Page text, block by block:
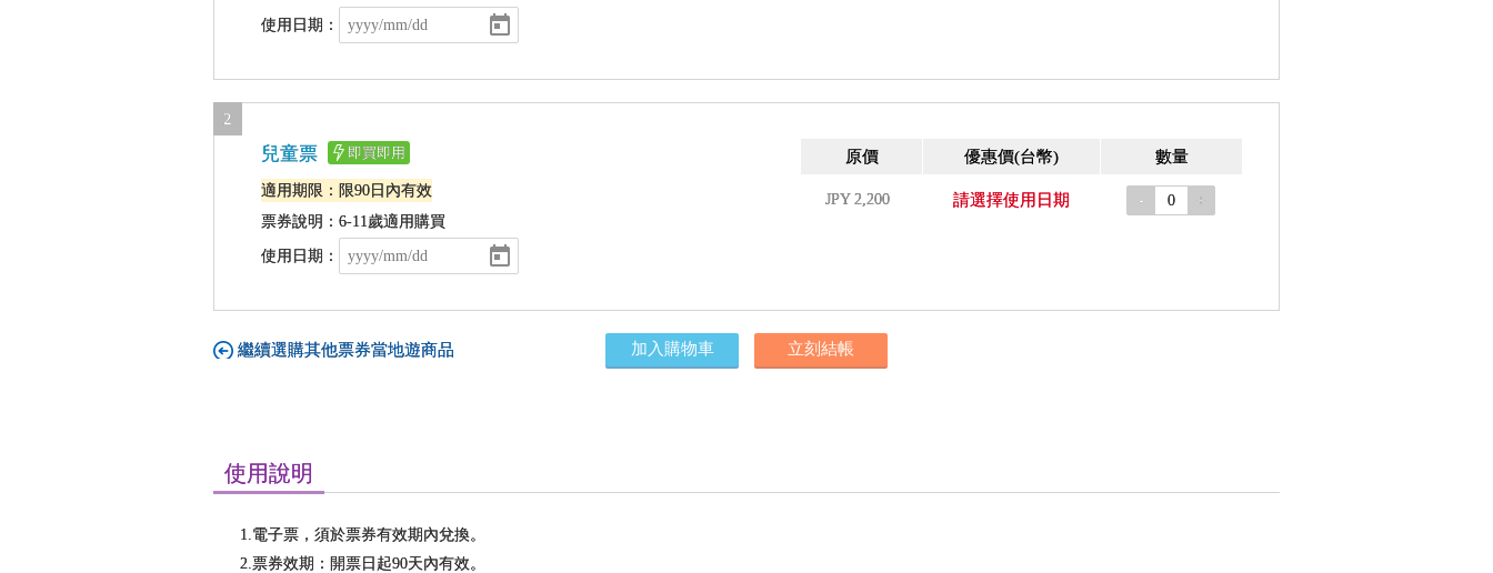
使用日期：
2
兒童票 即買即用
適用期限：限90日內有效
票券說明：6-11歲適用購買
使用日期：
原價 優惠價(台幣) 數量
JPY 2,200 請選擇使用日期 - +
加入購物車 立刻結帳
繼續選購其他票券當地遊商品
使用說明
1.電子票，須於票券有效期內兌換。
2.票券效期：開票日起90天內有效。